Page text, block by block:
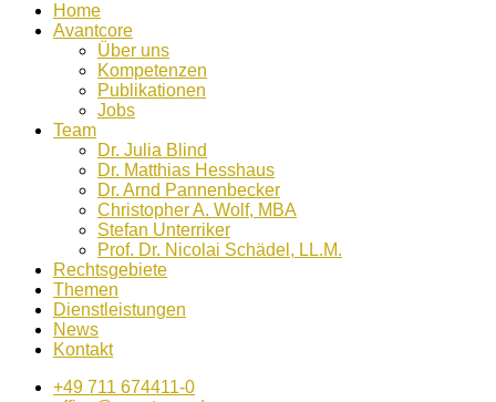
Home
Avantcore
Über uns
Kompetenzen
Publikationen
Jobs
Team
Dr. Julia Blind
Dr. Matthias Hesshaus
Dr. Arnd Pannenbecker
Christopher A. Wolf, MBA
Stefan Unterriker
Prof. Dr. Nicolai Schädel, LL.M.
Rechtsgebiete
Themen
Dienstleistungen
News
Kontakt
+49 711 674411-0